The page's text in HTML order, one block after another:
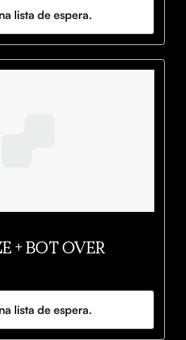
lista de espera.
+ BOT OVER
lista de espera.